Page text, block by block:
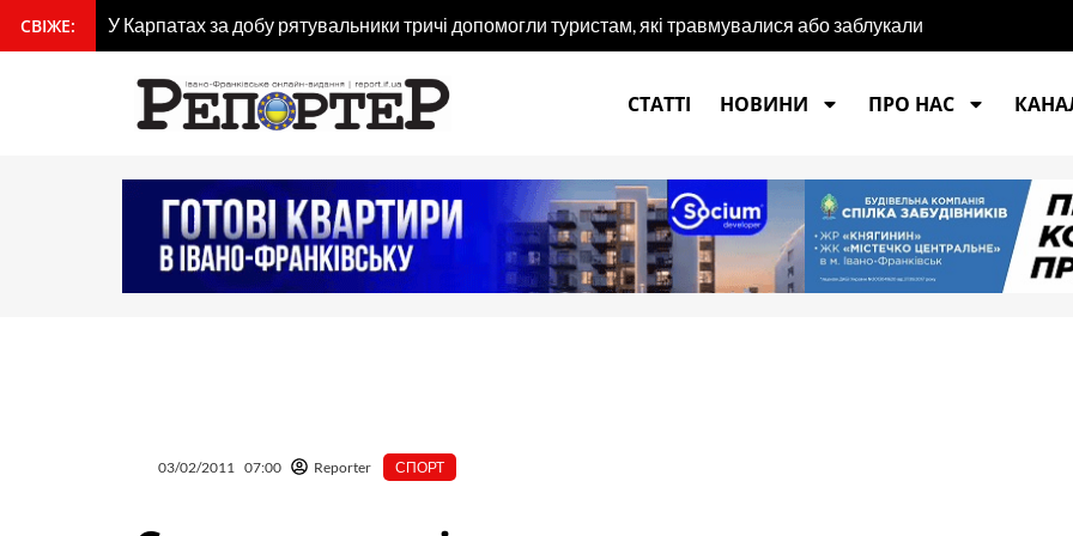
вмісту
СВІЖЕ: У Карпатах за добу рятувальники тричі допомогли туристам, які травмувалися або заблукали
СТАТТІ
НОВИНИ ПРО НАС
03/02/2011 07:00 Reporter СПОРТ